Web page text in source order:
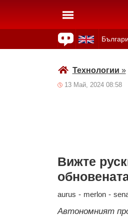
Технологии »
13 Май, 2024 08:58
Вижте
aurus - merlon -
Автономният